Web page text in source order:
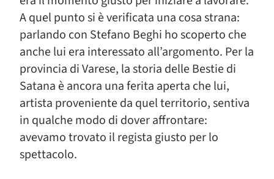
A quel punto si è verificata una cosa strana:
parlando con Stefano Beghi ho scoperto che
anche lui era interessato all’argomento. Per la
provincia di Varese, la storia delle Bestie di
Satana è ancora una ferita aperta che lui,
artista proveniente da quel territorio, sentiva
in qualche modo di dover affrontare:
avevamo trovato il regista giusto per lo
spettacolo.